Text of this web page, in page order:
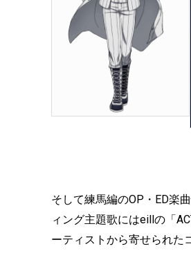
そして練馬編のOP・ED楽
ィング主題歌にはeillの「
ーティストから寄せられた